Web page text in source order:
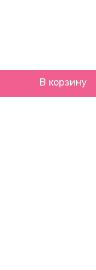
В корзину